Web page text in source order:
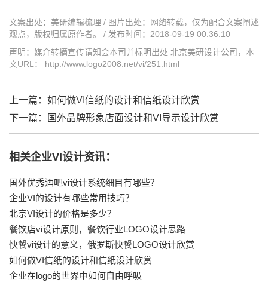
文案出处：美研编辑梳理 / 图片出处：网络转载，仅为配合文案阐述
观点，版权归属原作者。 / 发布时间：2018-09-19 00:36:10
声明：媒介转摘宣传请知会本司并标明出处 北京美研设计公司，本
文URL： http://www.logo2008.net/vi/251.html
上一篇： 如何做VI信纸的设计和信纸设计欣赏
下一篇：
国外品牌形象店面设计和VI导示设计欣赏
相关企业VI设计资讯：
国外优秀酒吧vi设计系统细目有哪些？
企业VI的设计有哪些常用技巧？
北京VI设计的价格是多少？
餐饮店vi设计原则，餐饮行业LOGO设计思路
快餐vi设计的意义，俄罗斯快餐LOGO设计欣赏
如何做VI信纸的设计和信纸设计欣赏
企业在logo的世界中如何自由呼吸